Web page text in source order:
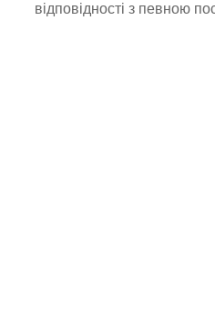
відповідності з певною